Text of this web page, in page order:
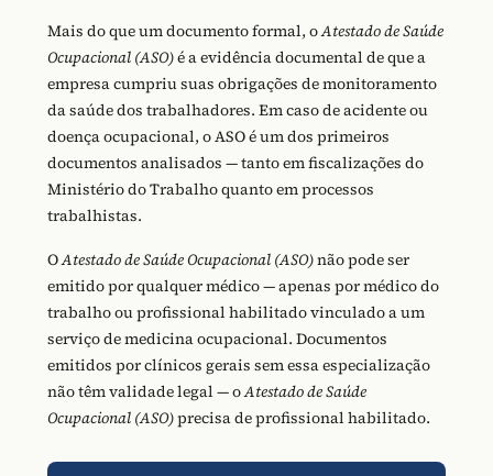
Mais do que um documento formal, oAtestado de Saúde
Ocupacional (ASO)é a evidência documental de que a
empresa cumpriu suas obrigações de monitoramento
da saúde dos trabalhadores. Em caso de acidente ou
doença ocupacional, o ASO é um dos primeiros
documentos analisados — tanto em fiscalizações do
Ministério do Trabalho quanto em processos
trabalhistas.
OAtestado de Saúde Ocupacional (ASO)não pode ser
emitido por qualquer médico — apenas por médico do
trabalho ou profissional habilitado vinculado a um
serviço de medicina ocupacional. Documentos
emitidos por clínicos gerais sem essa especialização
não têm validade legal — oAtestado de Saúde
Ocupacional (ASO)precisa de profissional habilitado.